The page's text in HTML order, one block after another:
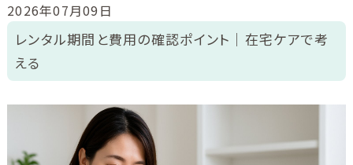
レンタルの流れ
よくある質問
ご利用ガイド
ユニコムについて
2026年07月09日
レンタル期間と費用の確認ポイント｜在宅ケアで考
える